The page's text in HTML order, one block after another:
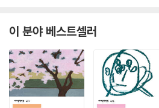
이 분야 베스트셀러